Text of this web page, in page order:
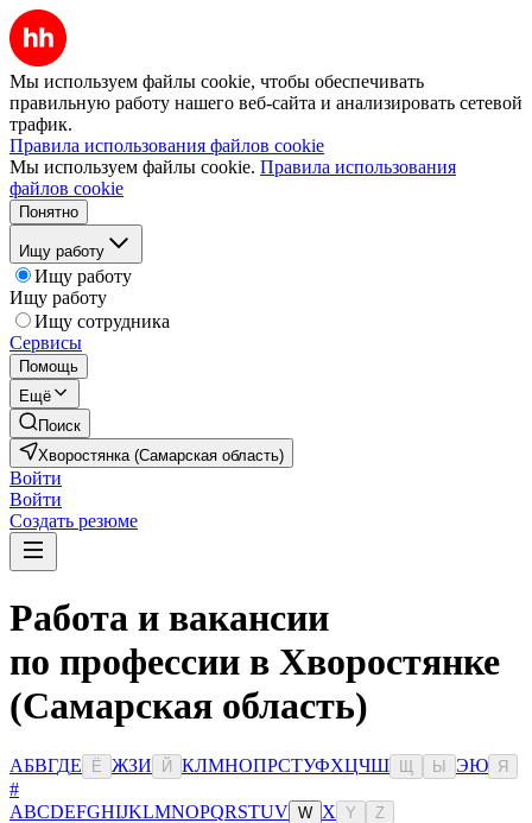
Мы используем файлы cookie, чтобы обеспечивать
правильную работу нашего веб-сайта и анализировать сетевой
трафик.
Правила использования файлов cookie
Мы используем файлы cookie. Правила использования
файлов cookie
Понятно
Ищу работу
Ищу работу
Ищу работу
Ищу сотрудника
Сервисы
Помощь
Ещё
Поиск
Хворостянка (Самарская область)
Войти
Войти
Создать резюме
Работа и вакансии
по профессии в Хворостянке
(Самарская область)
АБВГДЕ Ё ЖЗИ Й КЛМНОПРСТУФХЦЧШ Ы ЭЮ Я
#
ABCDEFGHIJKLMNOPQRSTUV W X Y Z